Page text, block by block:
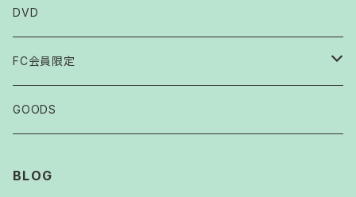
DVD
FC会員限定
2007
GOODS
BLOG